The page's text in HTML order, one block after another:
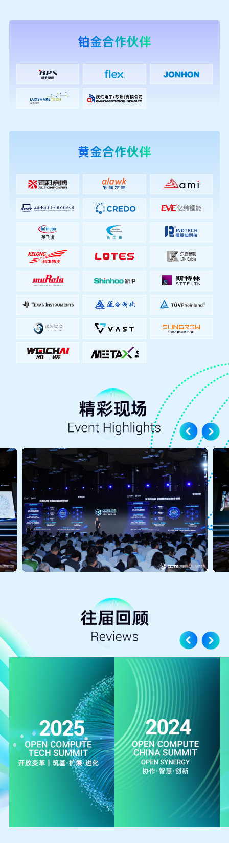
2026开放计算技术大会：开放计算创新成果及杰
浪潮信息亮相2026开放计算技术大会：以领先
Agent基础设施，加速产业AI转型
2026开放计算技术大会在京举办，捷蒽迪携800V
2026年7月10日
合肥新沪出席 OCP 开放计算技术大会，共话智算
高质量发展前景
2026年7月10日
亮相 OCP 北京 2026｜钛芯智冷 Raman 博士发
表主题演讲，两相相变冷却定义 AI 数据中心散热
新范式
2026年7月10日
浪潮信息发布CPU原生液冷整机柜、多模融合超节
TÜV莱茵亮相OCTS 2026并联合CQC、国缆检测
发布重磅新标
2026年7月9日
智算无界 | 晶丰明源精彩亮相2026开放计算技术
大会
2026年7月9日
光铜并进·智算无界｜立讯技术亮相OCTS 2026，
分享下一代 AI 光铜互连解决方案
浪潮信息邀您相见2026开放计算技术大会！
展区、议程抢先看！2026开放计算技术大会明天
邀请函丨中航光电与您相约2026年开放计算技术
大会（OCTS 2026）
2026年7月7日
大会预告|庆虹电子诚邀您莅临2026开放计算技术
铂金合作伙伴
黄金合作伙伴